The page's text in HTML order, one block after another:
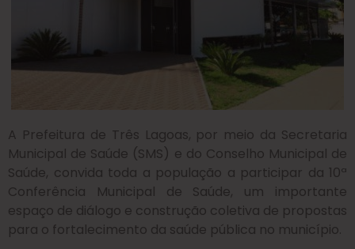
A Prefeitura de Três Lagoas, por meio da Secretaria
Municipal de Saúde (SMS) e do Conselho Municipal de
Saúde, convida toda a população a participar da 10ª
Conferência Municipal de Saúde, um importante
espaço de diálogo e construção coletiva de propostas
para o fortalecimento da saúde pública no município.